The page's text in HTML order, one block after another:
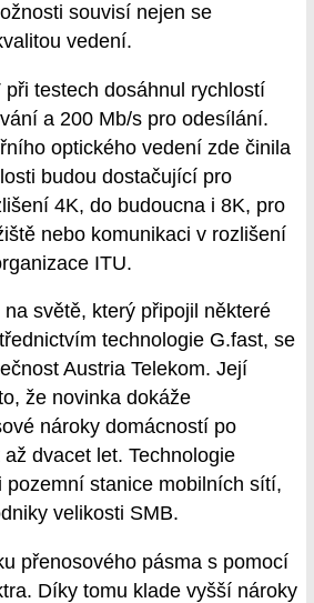
souvisí nejen se
vedení.
testech dosáhnul rychlostí
a 200 Mb/s pro odesílání.
optického vedení zde činila
budou dostačující pro
4K, do budoucna i 8K, pro
nebo komunikaci v rozlišení
ITU.
světě, který připojil některé
technologie G.fast, se
Austria Telekom. Její
že novinka dokáže
nároky domácností po
dvacet let. Technologie
pozemní stanice mobilních sítí,
velikosti SMB.
přenosového pásma s pomocí
Díky tomu klade vyšší nároky